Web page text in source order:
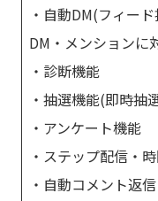
・自動DM(フィー
DM・メンションに
・診断機能
・抽選機能(即時抽
・アンケート機能
・ステップ配信・
・自動コメント返信